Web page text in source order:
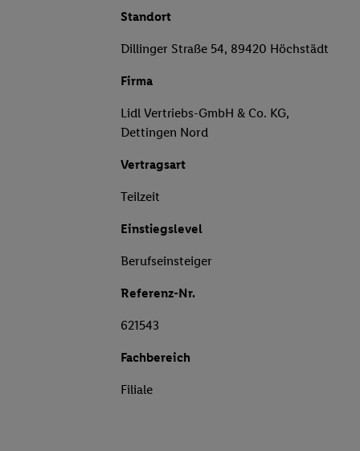
Standort
Dillinger Straße 54, 89420 Höchstädt
Firma
Lidl Vertriebs-GmbH & Co. KG,
Dettingen Nord
Vertragsart
Teilzeit
Einstiegslevel
Berufseinsteiger
Referenz-Nr.
621543
Fachbereich
Filiale